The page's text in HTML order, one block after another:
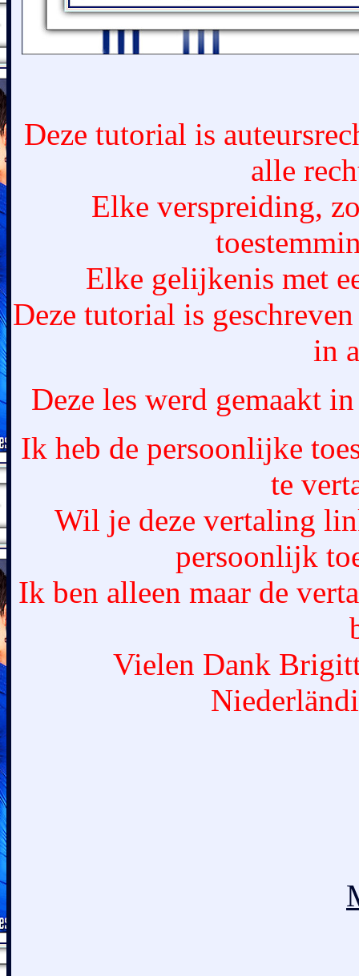
Deze tutorial is
alle
Elke verspreiding,
Elke gelijkenis met
Deze tutorial is
in
Deze les werd gemaakt
Ik heb de persoonlijke
te
Wil je deze vertaling
persoonlijk
Ik ben alleen maar de
Vielen Dank